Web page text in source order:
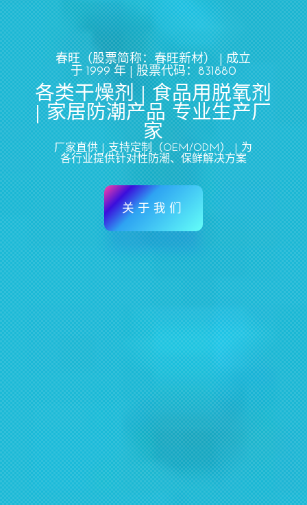
春旺（股票简称：春旺新材） |成立
于 1999 年| 股票代码：831880
各类干燥剂 | 食品用脱氧剂
| 家居防潮产品 专业生产厂
家
厂家直供 | 支持定制（OEM/ODM） | 为
各行业提供针对性防潮、保鲜解决方案
关于我们